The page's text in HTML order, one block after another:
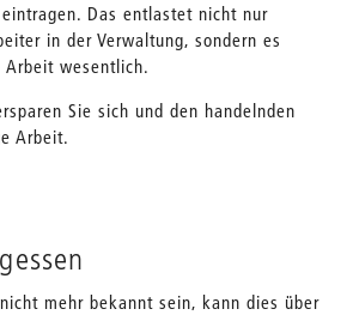
Das entlastet nicht nur
in der Verwaltung, sondern es
wesentlich.
Sie sich und den handelnden
Arbeit.
mehr bekannt sein, kann dies über